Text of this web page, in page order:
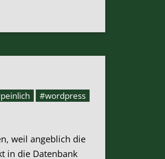
#wordpress
weil angeblich die
in die Datenbank